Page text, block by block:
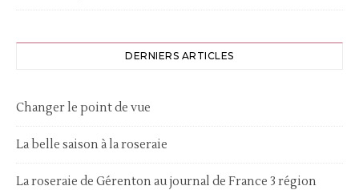
DERNIERS ARTICLES
Changer le point de vue
La belle saison à la roseraie
La roseraie de Gérenton au journal de France 3 région